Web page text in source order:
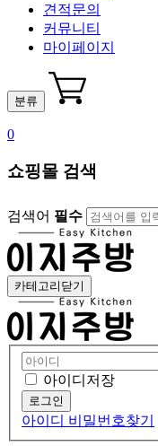
견적문의
커뮤니티
마이페이지
분류
0
쇼핑몰 검색
검색어 필수
카테고리닫기
아이디저장
아이디 비밀번호찾기